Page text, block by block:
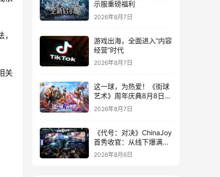
关
示服重磅福利
2026年8月7日
游戏出海，全面进入“内容
经营”时代
2026年8月7日
这一球，为热爱！《街球
艺术》周年庆典8月8日正
式上线，多重福利与全新
内容同步开启
2026年8月7日
《代号：对决》ChinaJoy
首秀收官：从线下爆满看
见玩家的真实期待
2026年8月6日